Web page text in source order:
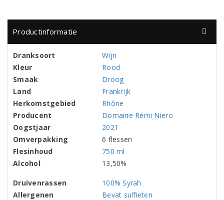
Productinformatie
Dranksoort
Wijn
Kleur
Rood
Smaak
Droog
Land
Frankrijk
Herkomstgebied
Rhône
Producent
Domaine Rémi Niero
Oogstjaar
2021
Omverpakking
6 flessen
Flesinhoud
750 ml
Alcohol
13,50%
Druivenrassen
100% Syrah
Allergenen
Bevat sulfieten